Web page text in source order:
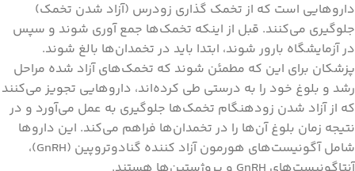
داروهایی است که از تخمک گذاری زودرس (آزاد شدن تخمک)
جلوگیری می‌کنند. قبل از اینکه تخمک‌ها جمع آوری شوند و سپس
در آزمایشگاه بارور شوند، ابتدا باید در تخمدان‌ها بالغ شوند.
پزشکان برای این که مطمئن شوند که تخمک‌های آزاد شده مراحل
رشد و بلوغ خود را به درستی طی کرده‌اند، داروهایی تجویز می‌کنند
که از آزاد شدن زودهنگام تخمک‌ها جلوگیری به عمل می‌آورد و در
نتیجه زمان بلوغ آن‌ها را در تخمدان‌ها فراهم می‌کند. این داروها
شامل آگونیست‌های هورمون آزاد کننده گنادوتروپین (GnRH)،